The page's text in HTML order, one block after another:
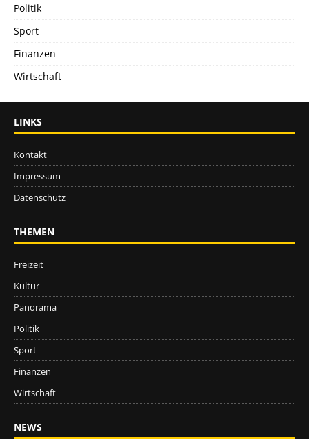
Politik
Sport
Finanzen
Wirtschaft
LINKS
Kontakt
Impressum
Datenschutz
THEMEN
Freizeit
Kultur
Panorama
Politik
Sport
Finanzen
Wirtschaft
NEWS